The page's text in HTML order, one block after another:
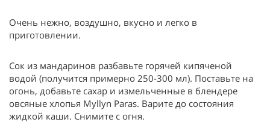
Очень нежно, воздушно, вкусно и легко в
приготовлении.
Сок из мандаринов разбавьте горячей кипяченой
водой (получится примерно 250-300 мл). Поставьте на
огонь, добавьте сахар и измельченные в блендере
овсяные хлопья Myllyn Paras. Варите до состояния
жидкой каши. Снимите с огня.